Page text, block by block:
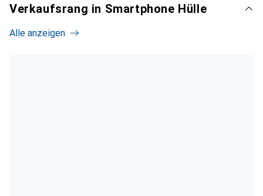
Verkaufsrang in Smartphone Hülle
Alle anzeigen